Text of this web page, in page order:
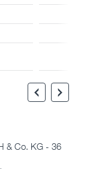
& Co. KG - 36